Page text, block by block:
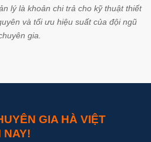
lý là khoản chi trả cho kỹ thuật thiết
và tối ưu hiệu suất của đội ngũ
gia.
GIA HÀ VIỆT
NAY!